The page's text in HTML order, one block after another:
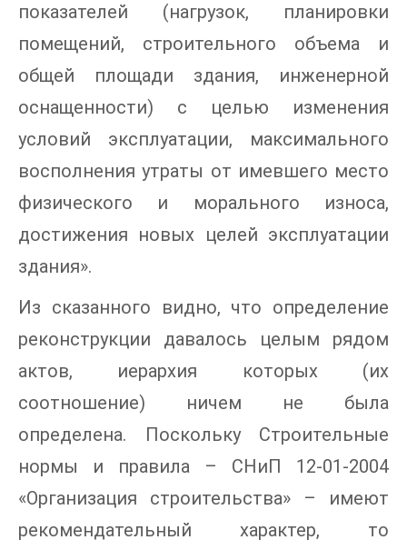
показателей (нагрузок, планировки
помещений, строительного объема и
общей площади здания, инженерной
оснащенности) с целью изменения
условий эксплуатации, максимального
восполнения утраты от имевшего место
физического и морального износа,
достижения новых целей эксплуатации
здания».
Из сказанного видно, что определение
реконструкции давалось целым рядом
актов, иерархия которых (их
соотношение) ничем не была
определена. Поскольку Строительные
нормы и правила – СНиП 12-01-2004
«Организация строительства» – имеют
рекомендательный характер, то